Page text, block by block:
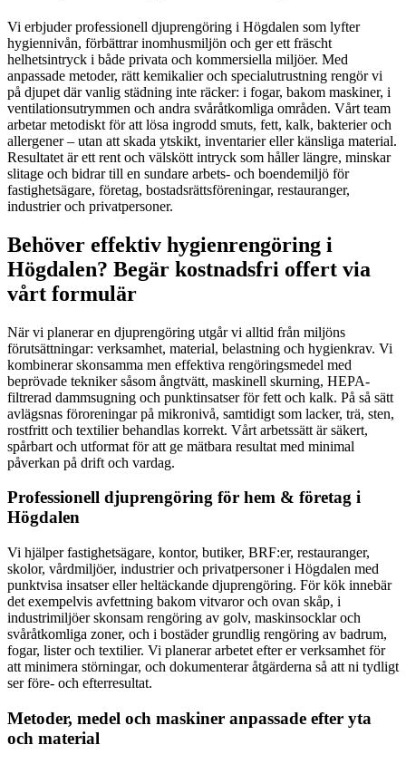
Vi erbjuder professionell djuprengöring i Högdalen som lyfter
hygiennivån, förbättrar inomhusmiljön och ger ett fräscht
helhetsintryck i både privata och kommersiella miljöer. Med
anpassade metoder, rätt kemikalier och specialutrustning rengör vi
på djupet där vanlig städning inte räcker: i fogar, bakom maskiner, i
ventilationsutrymmen och andra svåråtkomliga områden. Vårt team
arbetar metodiskt för att lösa ingrodd smuts, fett, kalk, bakterier och
allergener – utan att skada ytskikt, inventarier eller känsliga material.
Resultatet är ett rent och välskött intryck som håller längre, minskar
slitage och bidrar till en sundare arbets- och boendemiljö för
fastighetsägare, företag, bostadsrättsföreningar, restauranger,
industrier och privatpersoner.
Behöver effektiv hygienrengöring i
Högdalen? Begär kostnadsfri offert via
vårt formulär
När vi planerar en djuprengöring utgår vi alltid från miljöns
förutsättningar: verksamhet, material, belastning och hygienkrav. Vi
kombinerar skonsamma men effektiva rengöringsmedel med
beprövade tekniker såsom ångtvätt, maskinell skurning, HEPA-
filtrerad dammsugning och punktinsatser för fett och kalk. På så sätt
avlägsnas föroreningar på mikronivå, samtidigt som lacker, trä, sten,
rostfritt och textilier behandlas korrekt. Vårt arbetssätt är säkert,
spårbart och utformat för att ge mätbara resultat med minimal
påverkan på drift och vardag.
Professionell djuprengöring för hem & företag i
Högdalen
Vi hjälper fastighetsägare, kontor, butiker, BRF:er, restauranger,
skolor, vårdmiljöer, industrier och privatpersoner i Högdalen med
punktvisa insatser eller heltäckande djuprengöring. För kök innebär
det exempelvis avfettning bakom vitvaror och ovan skåp, i
industrimiljöer skonsam rengöring av golv, maskinsocklar och
svåråtkomliga zoner, och i bostäder grundlig rengöring av badrum,
fogar, lister och textilier. Vi planerar arbetet efter er verksamhet för
att minimera störningar, och dokumenterar åtgärderna så att ni tydligt
ser före- och efterresultat.
Metoder, medel och maskiner anpassade efter yta
och material